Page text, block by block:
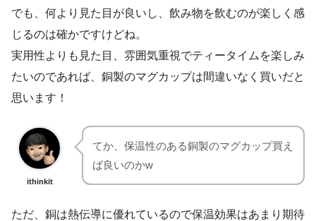
でも、何より見た目が良いし、飲み物を飲むのが楽しく感
じるのは確かですけどね。
実用性よりも見た目、雰囲気重視でティータイムを楽しみ
たいのであれば、銅製のマグカップは間違いなく買いだと
思います！
ithinkit
てか、保温性のある銅製のマグカップ買え
ば良いのかw
ただ、銅は熱伝導に優れているので保温効果はあまり期待